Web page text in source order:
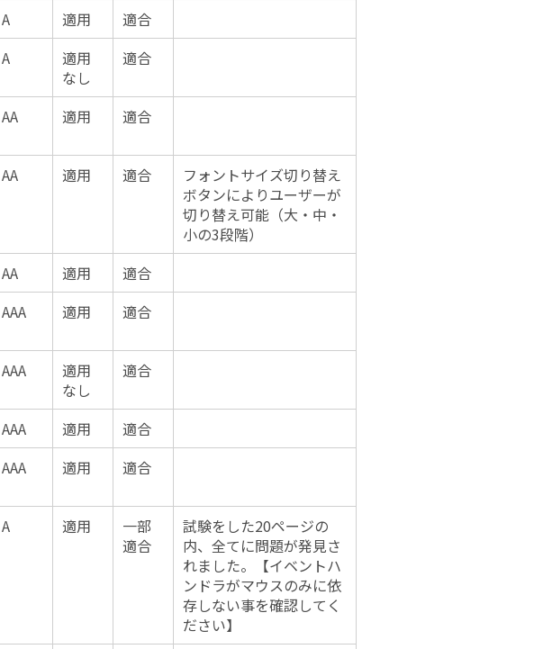
A 適用
適合
A
適用
なし
適合
AA 適用 適合
AA 適用 適合
フォントサイズ切り替え
ボタンによりユーザーが
切り替え可能（大・中・
小の3段階）
AA 適用
適合
AAA 適用 適合
AAA
適用
なし
適合
AAA 適用
適合
AAA 適用 適合
A 適用
一部
適合
試験をした20ページの
内、全てに問題が発見さ
れました。【イベントハ
ンドラがマウスのみに依
存しない事を確認してく
ださい】